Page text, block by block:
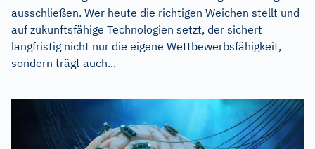
ausschließen. Wer heute die richtigen Weichen stellt und
auf zukunftsfähige Technologien setzt, der sichert
langfristig nicht nur die eigene Wettbewerbsfähigkeit,
sondern trägt auch...